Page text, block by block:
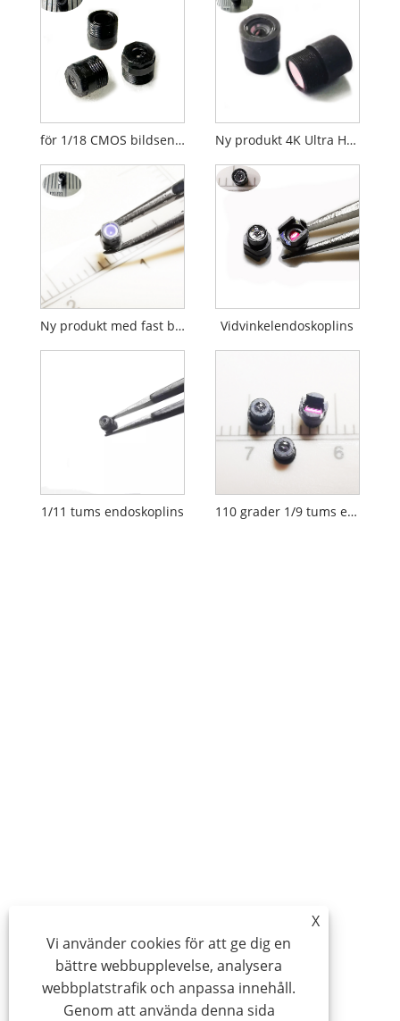
för 1/18 CMOS bildsensorer endoskop Linser diameter 2,1 mm Ny produkt 4K Ultra HD 1/3.06" endoskop M5.5 lins
Ny produkt med fast brännvidd vattentät 90 grader matchande BF30A2 Vidvinkelendoskoplins
1/11 tums endoskoplins 110 grader 1/9 tums endoskoplins
X
Vi använder cookies för att ge dig en
bättre webbupplevelse, analysera
webbplatstrafik och anpassa innehåll.
Genom att använda denna sida